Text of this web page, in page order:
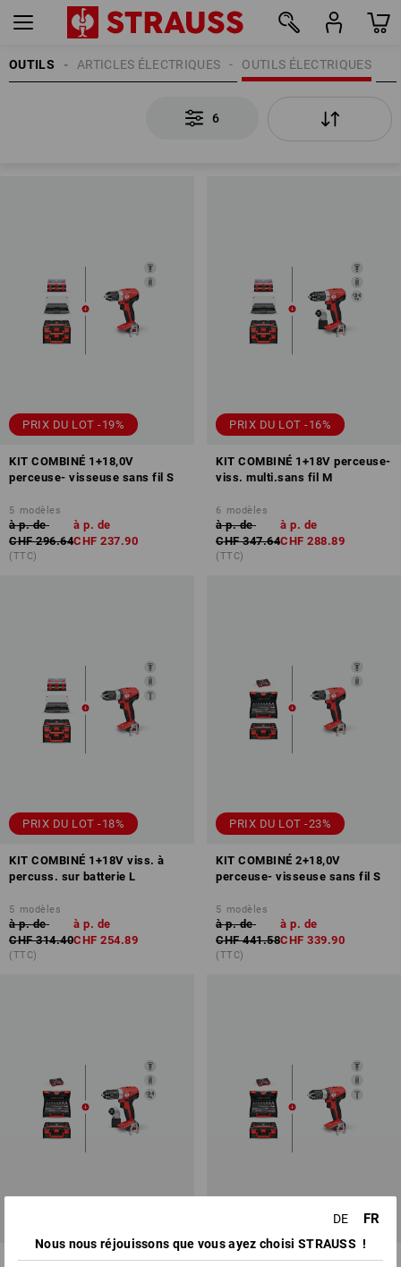
OUTILS OUTILS ÉLECTRIQUES
ARTICLES ÉLECTRIQUES
6
PRIX DU LOT -19%
KIT COMBINÉ 1+18,0V
perceuse- visseuse sans fil S
5 modèles
à p. de
CHF 296.64
à p. de
CHF 237.90
(TTC)
PRIX DU LOT -16%
KIT COMBINÉ 1+18V perceuse-
viss. multi.sans fil M
6 modèles
à p. de
CHF 347.64
à p. de
CHF 288.89
(TTC)
PRIX DU LOT -18%
KIT COMBINÉ 1+18V viss. à
percuss. sur batterie L
5 modèles
à p. de
CHF 314.40
à p. de
CHF 254.89
(TTC)
PRIX DU LOT -23%
KIT COMBINÉ 2+18,0V
perceuse- visseuse sans fil S
5 modèles
à p. de
CHF 441.58
à p. de
CHF 339.90
(TTC)
KIT COMBINÉ
KIT COMBINÉ 2+18V viss. à
DE FR
Nous nous réjouissons que vous ayez choisi STRAUSS !